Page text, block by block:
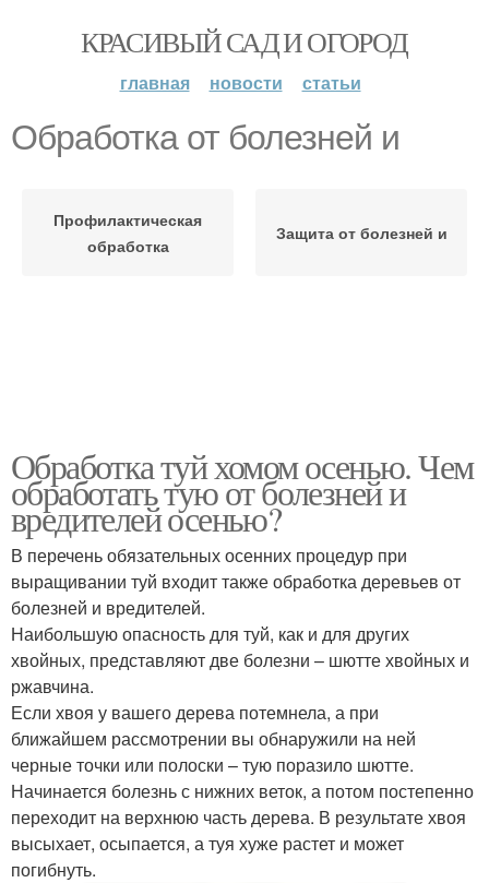
КРАСИВЫЙ САД И ОГОРОД
главная новости статьи
Обработка от болезней и
Профилактическая
обработка
Защита от болезней и
Обработка туй хомом осенью. Чем
обработать тую от болезней и
вредителей осенью?
В перечень обязательных осенних процедур при
выращивании туй входит также обработка деревьев от
болезней и вредителей.
Наибольшую опасность для туй, как и для других
хвойных, представляют две болезни – шютте хвойных и
ржавчина.
Если хвоя у вашего дерева потемнела, а при
ближайшем рассмотрении вы обнаружили на ней
черные точки или полоски – тую поразило шютте.
Начинается болезнь с нижних веток, а потом постепенно
переходит на верхнюю часть дерева. В результате хвоя
высыхает, осыпается, а туя хуже растет и может
погибнуть.